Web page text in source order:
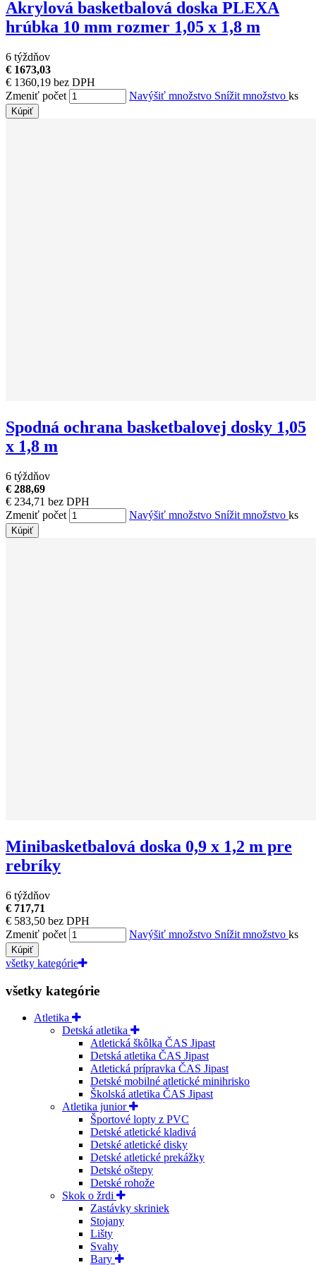
Akrylová basketbalová doska PLEXA
hrúbka 10 mm rozmer 1,05 x 1,8 m
6 týždňov
€ 1673,03
€ 1360,19 bez DPH
Zmeniť počet
Navýšiť množstvo Snížit množstvo ks
Kúpiť
Spodná ochrana basketbalovej dosky 1,05
x 1,8 m
6 týždňov
€ 288,69
€ 234,71 bez DPH
Zmeniť počet
Navýšiť množstvo Snížit množstvo ks
Kúpiť
Minibasketbalová doska 0,9 x 1,2 m pre
rebríky
6 týždňov
€ 717,71
€ 583,50 bez DPH
Zmeniť počet
Navýšiť množstvo Snížit množstvo ks
Kúpiť
všetky kategórie
všetky kategórie
Atletika
Detská atletika
Atletická škôlka ČAS Jipast
Detská atletika ČAS Jipast
Atletická prípravka ČAS Jipast
Detské mobilné atletické minihrisko
Školská atletika ČAS Jipast
Atletika junior
Športové lopty z PVC
Detské atletické kladivá
Detské atletické disky
Detské atletické prekážky
Detské oštepy
Detské rohože
Skok o žrdi
Zastávky skriniek
Stojany
Lišty
Svahy
Bary